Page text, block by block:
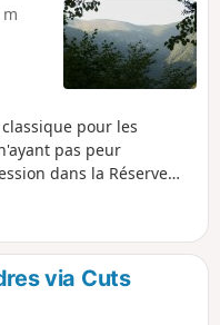
pour les
pas peur
dans la Réserve
permettant
quelque peu
La fin du parcours entre
plus complexe et
Génie Longue.
via Cuts